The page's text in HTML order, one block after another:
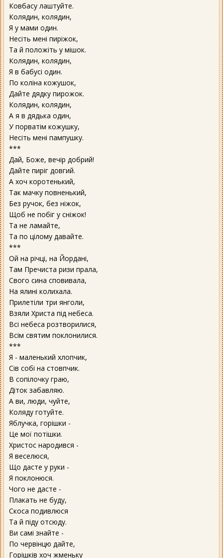
Ковбасу лаштуйте.
Колядин, колядин,
Я у мами один.
Несіть мені пиріжок,
Та й положіть у мішок.
Колядин, колядин,
Я в бабусі один.
По коліна кожушок,
Дайте дядку пирожок.
Колядин, колядин,
А я в дядька один,
У порватім кожушку,
Несіть мені пампушку.
***
Дай, Боже, вечір добрий!
Дайте пиріг довгий.
А хоч коротенький,
Так мачку повненький,
Без ручок, без ніжок,
Щоб не побіг у сніжок!
Та не ламайте,
Та по цілому давайте.
***
Ой на річці, на Йордані,
Там Пречиста ризи прала,
Свого сина сповивала,
На ялині колихала.
Прилетіли три янголи,
Взяли Христа під небеса.
Всі небеса розтворилися,
Всім святим поклонилися.
***
Я - маленький хлопчик,
Сів собі на стовпчик.
В сопілочку граю,
Діток забавляю.
А ви, люди, чуйте,
Коляду готуйте.
Яблучка, горішки -
Це мої потішки.
Христос народився -
Я веселюся,
Що дасте у руки -
Я поклонюся.
Чого не дасте -
Плакать не буду,
Скоса подивлюся
Та й піду отсюду.
Ви самі знайте -
По червінцю дайте,
Горішків хоч жменьку